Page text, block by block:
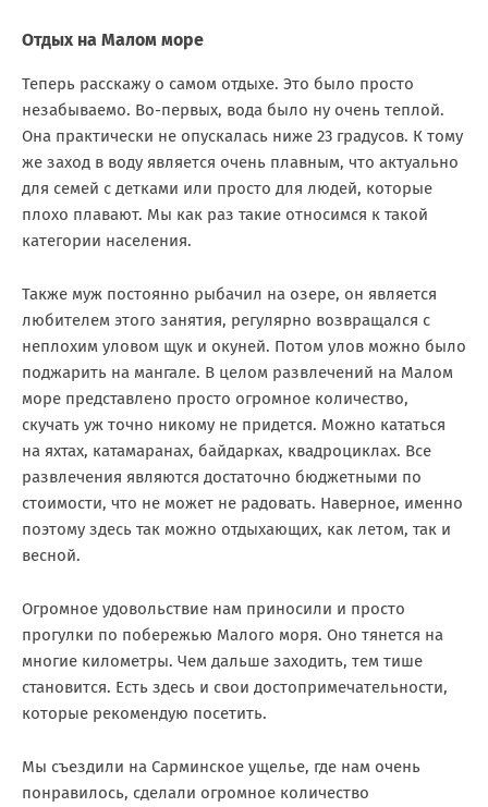
Отдых на Малом море
Теперь расскажу о самом отдыхе. Это было просто
незабываемо. Во-первых, вода было ну очень теплой.
Она практически не опускалась ниже 23 градусов. К тому
же заход в воду является очень плавным, что актуально
для семей с детками или просто для людей, которые
плохо плавают. Мы как раз такие относимся к такой
категории населения.
Также муж постоянно рыбачил на озере, он является
любителем этого занятия, регулярно возвращался с
неплохим уловом щук и окуней. Потом улов можно было
поджарить на мангале. В целом развлечений на Малом
море представлено просто огромное количество,
скучать уж точно никому не придется. Можно кататься
на яхтах, катамаранах, байдарках, квадроциклах. Все
развлечения являются достаточно бюджетными по
стоимости, что не может не радовать. Наверное, именно
поэтому здесь так можно отдыхающих, как летом, так и
весной.
Огромное удовольствие нам приносили и просто
прогулки по побережью Малого моря. Оно тянется на
многие километры. Чем дальше заходить, тем тише
становится. Есть здесь и свои достопримечательности,
которые рекомендую посетить.
Мы съездили на Сарминское ущелье, где нам очень
понравилось, сделали огромное количество